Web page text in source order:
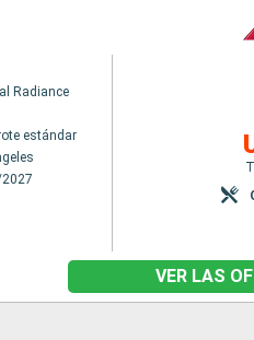
Radiance
estándar
VER LAS